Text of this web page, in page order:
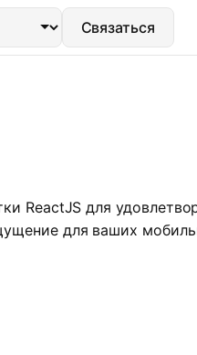
Связаться
ReactJS для
для ваших